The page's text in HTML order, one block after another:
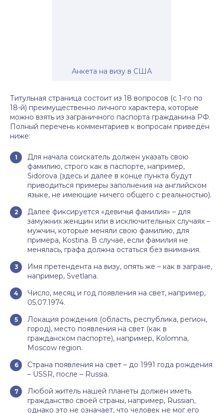
Анкета на визу в США
Титульная страница состоит из 18 вопросов (с 1-го по
18-й) преимущественно личного характера, которые
можно взять из заграничного паспорта гражданина РФ.
Полный перечень комментариев к вопросам приведён
ниже:
Для начала соискатель должен указать свою
фамилию, строго как в паспорте, например,
Sidorova (здесь и далее в конце пункта будут
приводиться примеры заполнения на английском
языке, не имеющие ничего общего с реальностью).
Далее фиксируется «девичья фамилия» – для
замужних женщин или в исключительных случаях –
мужчин, которые меняли свою фамилию, для
примера, Kostina. В случае, если фамилия не
менялась, графа должна остаться без внимания.
Имя претендента на визу, опять же – как в загране,
например, Svetlana.
Число, месяц и год появления на свет, например,
05.07.1974.
Локация рождения (область, республика, регион,
город), место появления на свет (как в
гражданском паспорте), например, Kolomna,
Moscow region.
Страна появления на свет – до 1991 года рождения
– USSR, после – Russia.
Любой житель нашей планеты должен иметь
гражданство своей страны, например, Russian,
однако это не означает, что человек не мог его